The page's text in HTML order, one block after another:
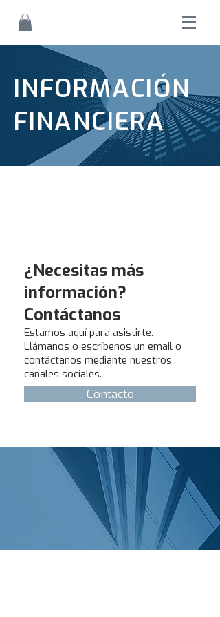
INFORMACIÓN
FINANCIERA
¿Necesitas más
información?
Contáctanos
Estamos aquí para asistirte.
Llámanos o escríbenos un email o
contáctanos mediante nuestros
canales sociales.
Contacto